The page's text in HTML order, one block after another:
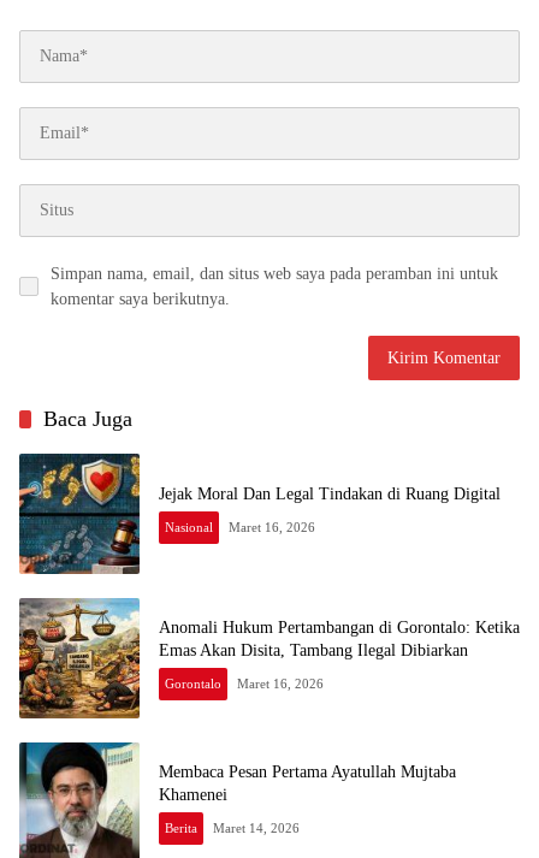
Simpan nama, email, dan situs web saya pada peramban ini untuk
komentar saya berikutnya.
Baca Juga
Jejak Moral Dan Legal Tindakan di Ruang Digital
Nasional Maret 16, 2026
Anomali Hukum Pertambangan di Gorontalo: Ketika
Emas Akan Disita, Tambang Ilegal Dibiarkan
Gorontalo Maret 16, 2026
Membaca Pesan Pertama Ayatullah Mujtaba
Khamenei
Berita Maret 14, 2026